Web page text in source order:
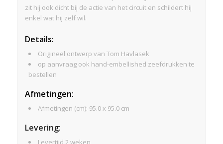
zit hij ook dicht bij de actie van het circuit en schildert hij
enkel wat hij zelf wil.
Details:
Origineel ontwerp van Tom Havlasek
op aanvraag ook hand-embellished zeefdrukken te
bestellen
Afmetingen:
Afmetingen (cm): 95.0 x 95.0 cm
Levering:
Levertijd 2 weken